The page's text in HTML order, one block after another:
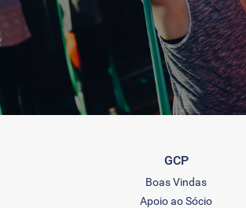
GCP
Boas Vindas
Apoio ao Sócio